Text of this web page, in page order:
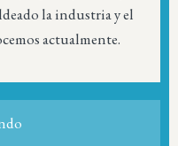
la industria y el
actualmente.